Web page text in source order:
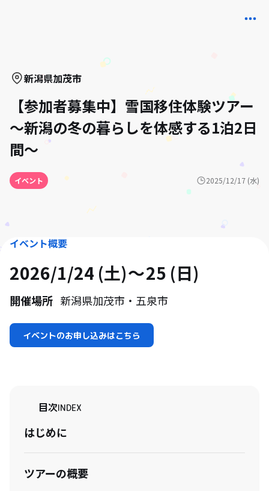
新潟県加茂市
【参加者募集中】雪国移住体験ツアー
～新潟の冬の暮らしを体感する1泊2日
間～
イベント 2025/12/17 (水)
イベント概要
2026/1/24 (土) 25 (日)
開催場所 新潟県加茂市・五泉市
イベントのお申し込みはこちら
目次INDEX
はじめに
ツアーの概要